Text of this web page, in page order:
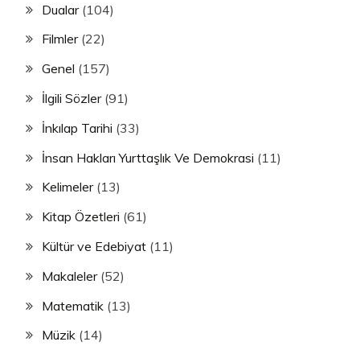
Dualar(104)
Filmler(22)
Genel (157)
İlgili Sözler(91)
İnkılap Tarihi (33)
İnsan Hakları Yurttaşlık Ve Demokrasi (11)
Kelimeler(13)
Kitap Özetleri (61)
Kültür ve Edebiyat (11)
Makaleler(52)
Matematik (13)
Müzik (14)